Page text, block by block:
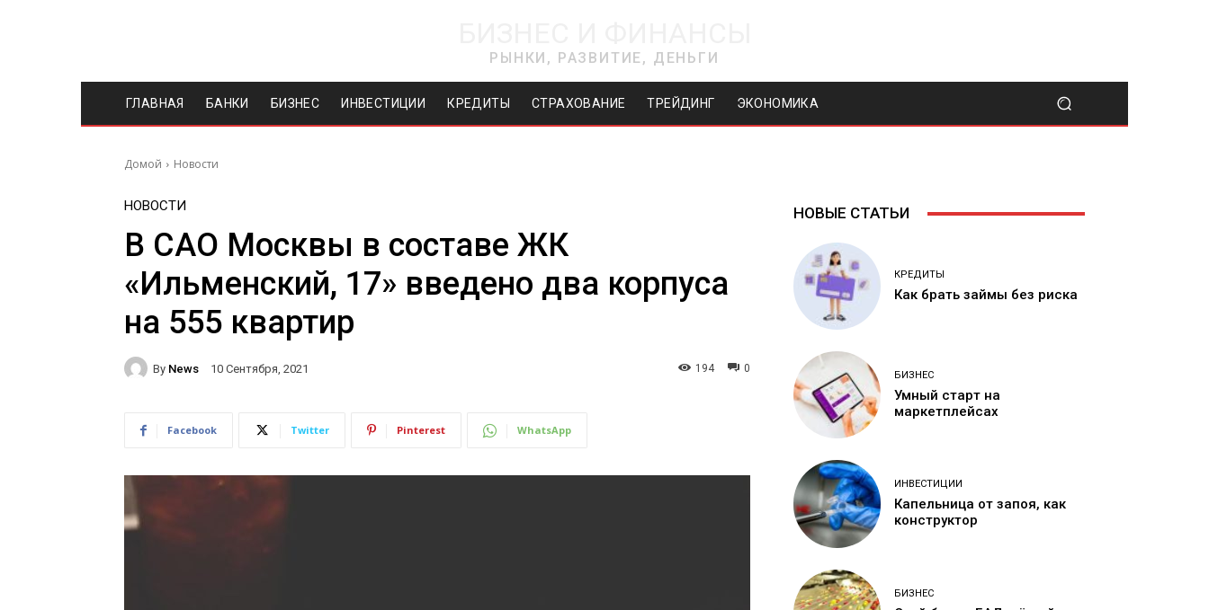
РЫНКИ, РАЗВИТИЕ, ДЕНЬГИ
ГЛАВНАЯ БАНКИ БИЗНЕС ИНВЕСТИЦИИ КРЕДИТЫ СТРАХОВАНИЕ ТРЕЙДИНГ ЭКОНОМИКА
Домой Новости
НОВОСТИ
В САО Москвы в составе ЖК
«Ильменский, 17» введено два корпуса
на 555 квартир
By News 10 Сентября, 2021 0
194
Facebook Twitter Pinterest WhatsApp
НОВЫЕ СТАТЬИ
КРЕДИТЫ
Как брать займы без риска
БИЗНЕС
Умный старт на
маркетплейсах
ИНВЕСТИЦИИ
Капельница от запоя, как
конструктор
БИЗНЕС